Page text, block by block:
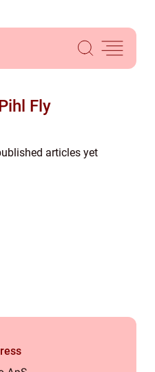
Fly
articles yet